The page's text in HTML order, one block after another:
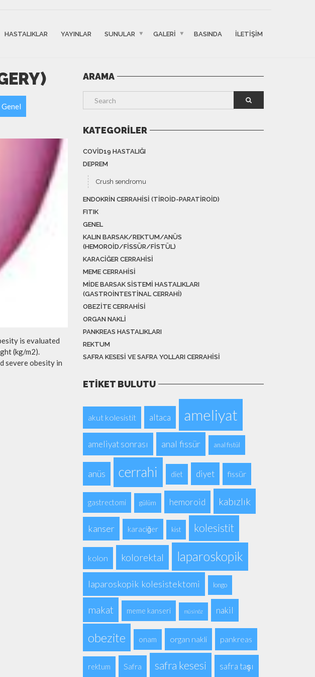
HASTALIKLAR YAYINLAR SUNULAR GALERI BASINDA İLETIŞIM
Genel
is evaluated
(kg/m2).
severe obesity in
ARAMA
KATEGORILER
COVID19 HASTALIĞI
DEPREM
Crush sendromu
ENDOKRIN CERRAHISI (TIROID-PARATIROID)
FITIK
GENEL
KALIN BARSAK/REKTUM/ANÜS
(HEMOROID/FISSÜR/FISTÜL)
KARACIĞER CERRAHISI
MEME CERRAHISI
MIDE BARSAK SISTEMI HASTALIKLARI
(GASTROINTESTINAL CERRAHI)
OBEZITE CERRAHISI
ORGAN NAKLI
PANKREAS HASTALIKLARI
REKTUM
SAFRA KESESI VE SAFRA YOLLARI CERRAHISI
ETIKET BULUTU
akut kolesistit altaca ameliyat
ameliyat sonrası anal fissür anal fistül
anüs cerrahi diet diyet fissür
gastrectomi gülüm hemoroid kabızlık
kanser karaciğer kist kolesistit
kolon kolorektal laparoskopik
laparoskopik kolesistektomi longo
makat meme kanseri müsinöz nakil
obezite onam organ nakli pankreas
rektum Safra safra kesesi safra taşı